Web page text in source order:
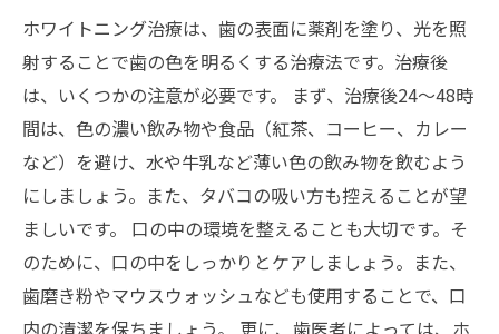
ホワイトニング治療は、歯の表面に薬剤を塗り、光を照
射することで歯の色を明るくする治療法です。治療後
は、いくつかの注意が必要です。 まず、治療後24〜48時
間は、色の濃い飲み物や食品（紅茶、コーヒー、カレー
など）を避け、水や牛乳など薄い色の飲み物を飲むよう
にしましょう。また、タバコの吸い方も控えることが望
ましいです。 口の中の環境を整えることも大切です。そ
のために、口の中をしっかりとケアしましょう。また、
歯磨き粉やマウスウォッシュなども使用することで、口
内の清潔を保ちましょう。 更に、歯医者によっては、ホ